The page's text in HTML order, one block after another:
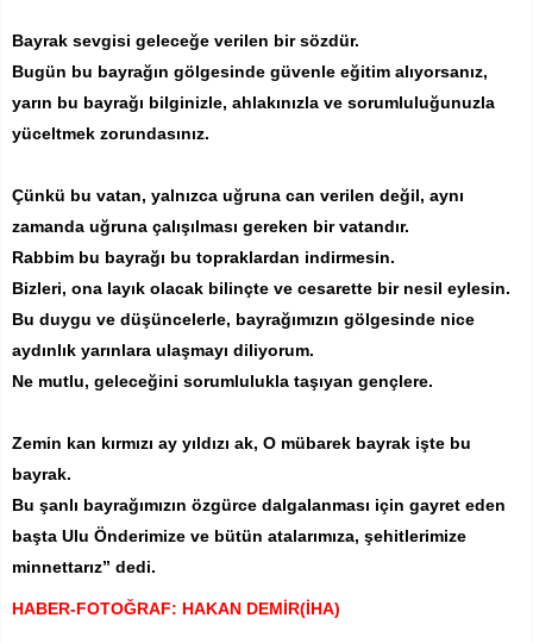
Bayrak sevgisi geleceğe verilen bir sözdür.
Bugün bu bayrağın gölgesinde güvenle eğitim alıyorsanız,
yarın bu bayrağı bilginizle, ahlakınızla ve sorumluluğunuzla
yüceltmek zorundasınız.
Çünkü bu vatan, yalnızca uğruna can verilen değil, aynı
zamanda uğruna çalışılması gereken bir vatandır.
Rabbim bu bayrağı bu topraklardan indirmesin.
Bizleri, ona layık olacak bilinçte ve cesarette bir nesil eylesin.
Bu duygu ve düşüncelerle, bayrağımızın gölgesinde nice
aydınlık yarınlara ulaşmayı diliyorum.
Ne mutlu, geleceğini sorumlulukla taşıyan gençlere.
Zemin kan kırmızı ay yıldızı ak, O mübarek bayrak işte bu
bayrak.
Bu şanlı bayrağımızın özgürce dalgalanması için gayret eden
başta Ulu Önderimize ve bütün atalarımıza, şehitlerimize
minnettarız” dedi.
HABER-FOTOĞRAF: HAKAN DEMİR(İHA)